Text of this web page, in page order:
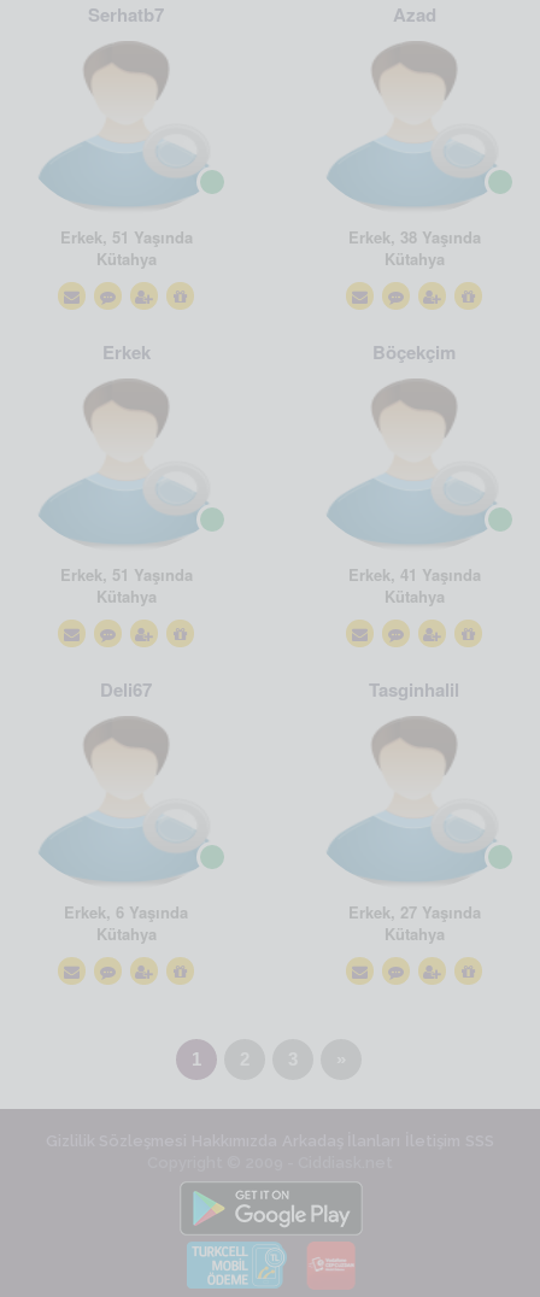
Serhatb7
Erkek, 51 Yaşında
Kütahya
Azad
Erkek, 38 Yaşında
Kütahya
Erkek
Erkek, 51 Yaşında
Kütahya
Böçekçim
Erkek, 41 Yaşında
Kütahya
Deli67
Erkek, 6 Yaşında
Kütahya
Tasginhalil
Erkek, 27 Yaşında
Kütahya
1